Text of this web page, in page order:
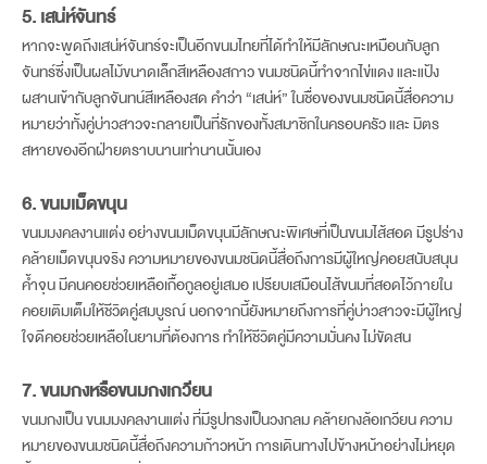
5. เสน่ห์จันทร์
หากจะพูดถึงเสน่ห์จันทร์จะเป็นอีกขนมไทยที่ได้ทำให้มีลักษณะเหมือนกับลูก
จันทร์ซึ่งเป็นผลไม้ขนาดเล็กสีเหลืองสกาว ขนมชนิดนี้ทำจากไข่แดง และแป้ง
ผสานเข้ากับลูกจันทน์สีเหลืองสด คำว่า “เสน่ห์” ในชื่อของขนมชนิดนี้สื่อความ
หมายว่าทั้งคู่บ่าวสาวจะกลายเป็นที่รักของทั้งสมาชิกในครอบครัว และ มิตร
สหายของอีกฝ่ายตราบนานเท่านานนั้นเอง
6. ขนมเม็ดขนุน
ขนมมงคลงานแต่ง อย่างขนมเม็ดขนุนมีลักษณะพิเศษที่เป็นขนมไส้สอด มีรูปร่าง
คล้ายเม็ดขนุนจริง ความหมายของขนมชนิดนี้สื่อถึงการมีผู้ใหญ่คอยสนับสนุน
ค้ำจุน มีคนคอยช่วยเหลือเกื้อกูลอยู่เสมอ เปรียบเสมือนไส้ขนมที่สอดไว้ภายใน
คอยเติมเต็มให้ชีวิตคู่สมบูรณ์ นอกจากนี้ยังหมายถึงการที่คู่บ่าวสาวจะมีผู้ใหญ่
ใจดีคอยช่วยเหลือในยามที่ต้องการ ทำให้ชีวิตคู่มีความมั่นคง ไม่ขัดสน
7. ขนมกงหรือขนมกงเกวียน
ขนมกงเป็น ขนมมงคลงานแต่ง ที่มีรูปทรงเป็นวงกลม คล้ายกงล้อเกวียน ความ
หมายของขนมชนิดนี้สื่อถึงความก้าวหน้า การเดินทางไปข้างหน้าอย่างไม่หยุด